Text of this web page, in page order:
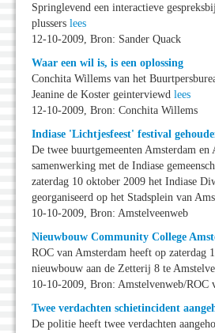
Springlevend een interactieve
plussers lees
12-10-2009, Bron: Sander Quack
Waar een wil is, is een oplossing
Conchita Willems van het
Jeanine de Koster geinterviewd lees
12-10-2009, Bron: Conchita Willems
Indiase 'Lichtjesfeest' festival
De twee buurtgemeenten Amsterdam en
samenwerking met de Indiase
zaterdag 10 oktober 2009 het Indiase
georganiseerd op het Stadsplein van
10-10-2009, Bron: Amstelveenweb
Nieuwbouw Community College
ROC van Amsterdam heeft op zaterdag
nieuwbouw aan de Zetterij 8 te
10-10-2009, Bron: Amstelvenweb/ROC
Twee verdachten schietincident
De politie heeft twee verdachten